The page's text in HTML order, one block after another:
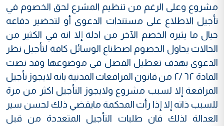
مشروع وعلى الرغم من تنظيم المشرع لحق الخصوم في
تأجيل الاطلاع على مستندات الدعوى أو لتحضير دفاعه
حيال ما يثيره الخصم الآخر من ادلة إلا انه في الكثير من
الحالات يحاول الخصوم اصطناع الوسائل كافة لتأجيل نظر
الدعوى بهدف تعطيل الفصل في موضوعها وقد نصت
المادة ٦٢ /٢ من قانون المرافعات المدنية بانه لايجوز تأجيل
المرافعة إلا لسبب مشروع ولايجوز التأجيل اكثر من مرة
للسبب ذاته إلا إذا رأت المحكمة مايقضي ذلك لحسن سير
العدالة لذلك فان طلبات التأجيل المتعددة من قبل